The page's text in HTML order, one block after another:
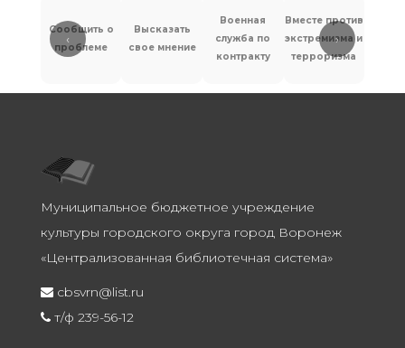
‹
Сообщить о
проблеме
Высказать
свое мнение
Военная
служба по
контракту
Вместе против
экстремизма и
терроризма
›
Муниципальное бюджетное учреждение
культуры городского округа город Воронеж
«Централизованная библиотечная система»
cbsvrn@list.ru
т/ф 239-56-12